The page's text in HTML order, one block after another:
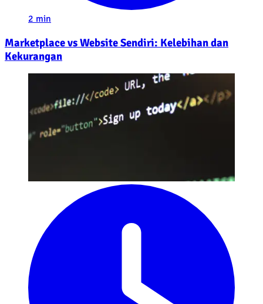
2 min
Marketplace vs Website Sendiri: Kelebihan dan
Kekurangan